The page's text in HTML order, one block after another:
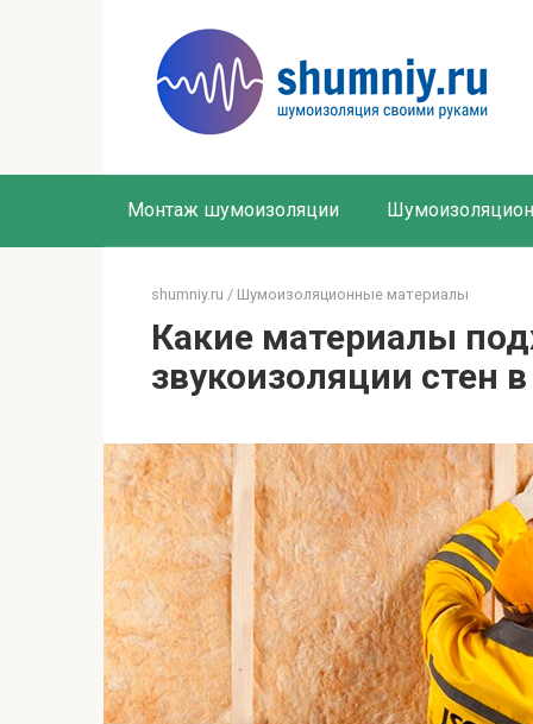
Монтаж шумоизоляции
shumniy.ru / Шумоизоляционные материалы
Какие материалы
звукоизоляции стен